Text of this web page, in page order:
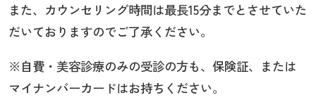
また、カウンセリング時間は最長15分までとさせていた
だいておりますのでご了承ください。
※自費・美容診療のみの受診の方も、保険証、または
マイナンバーカードはお持ちください。